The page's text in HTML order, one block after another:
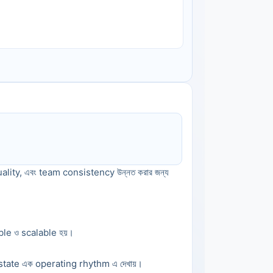
এবং team consistency উন্নত করার জন্য
ও scalable হয়।
এক operating rhythm এ দেখায়।